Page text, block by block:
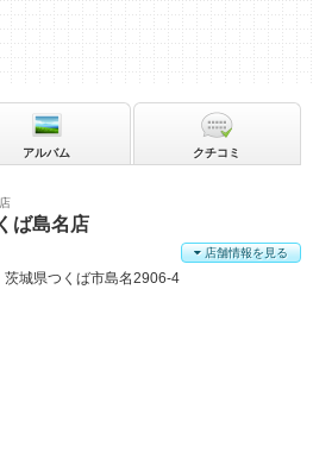
ば島名店
茨城県つくば市島名2906-4
店舗情報を見る
アルバム クチコミ